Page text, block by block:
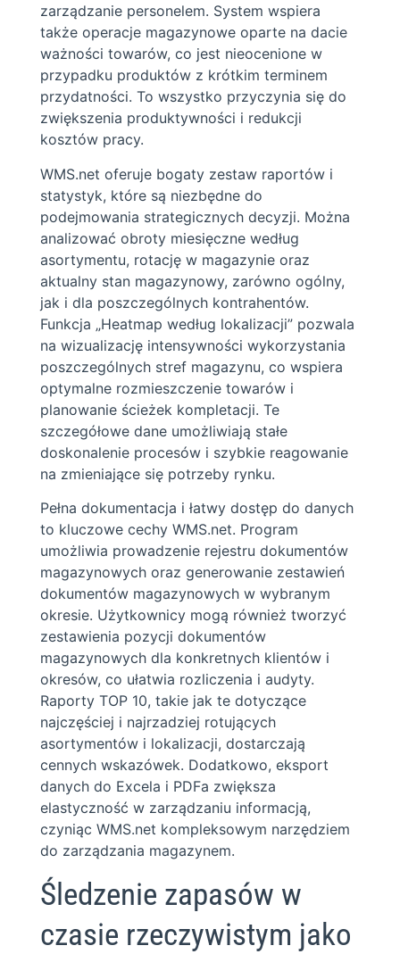
zarządzanie personelem. System wspiera
także operacje magazynowe oparte na dacie
ważności towarów, co jest nieocenione w
przypadku produktów z krótkim terminem
przydatności. To wszystko przyczynia się do
zwiększenia produktywności i redukcji
kosztów pracy.
WMS.net oferuje bogaty zestaw raportów i
statystyk, które są niezbędne do
podejmowania strategicznych decyzji. Można
analizować obroty miesięczne według
asortymentu, rotację w magazynie oraz
aktualny stan magazynowy, zarówno ogólny,
jak i dla poszczególnych kontrahentów.
Funkcja „Heatmap według lokalizacji” pozwala
na wizualizację intensywności wykorzystania
poszczególnych stref magazynu, co wspiera
optymalne rozmieszczenie towarów i
planowanie ścieżek kompletacji. Te
szczegółowe dane umożliwiają stałe
doskonalenie procesów i szybkie reagowanie
na zmieniające się potrzeby rynku.
Pełna dokumentacja i łatwy dostęp do danych
to kluczowe cechy WMS.net. Program
umożliwia prowadzenie rejestru dokumentów
magazynowych oraz generowanie zestawień
dokumentów magazynowych w wybranym
okresie. Użytkownicy mogą również tworzyć
zestawienia pozycji dokumentów
magazynowych dla konkretnych klientów i
okresów, co ułatwia rozliczenia i audyty.
Raporty TOP 10, takie jak te dotyczące
najczęściej i najrzadziej rotujących
asortymentów i lokalizacji, dostarczają
cennych wskazówek. Dodatkowo, eksport
danych do Excela i PDFa zwiększa
elastyczność w zarządzaniu informacją,
czyniąc WMS.net kompleksowym narzędziem
do zarządzania magazynem.
Śledzenie zapasów w
czasie rzeczywistym jako